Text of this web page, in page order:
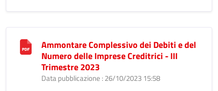
Ammontare Complessivo dei Debiti e del
Numero delle Imprese Creditrici - III
Trimestre 2023
Data pubblicazione : 26/10/2023 15:58